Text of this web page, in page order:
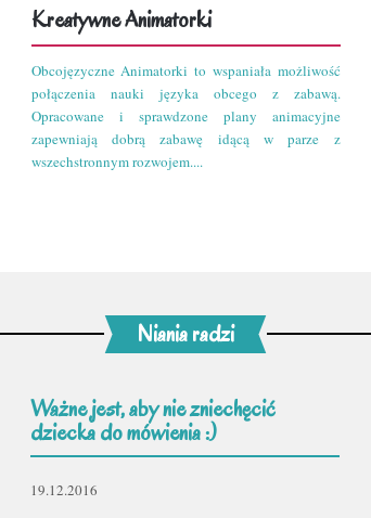
Kreatywne Animatorki
Obcojęzyczne Animatorki to wspaniała możliwość
połączenia nauki języka obcego z zabawą.
Opracowane i sprawdzone plany animacyjne
zapewniają dobrą zabawę idącą w parze z
wszechstronnym rozwojem....
Niania radzi
Ważne jest, aby nie zniechęcić
dziecka do mówienia :)
19.12.2016